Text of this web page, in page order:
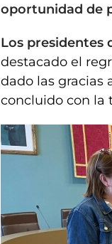
oportunidad de
Los presidentes
destacado el
dado las gracias
concluido con la